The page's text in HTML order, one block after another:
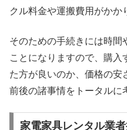
クル料金や運搬費用がかか
そのための手続きには時間
ことになりますので、購入
た方が良いのか、価格の安
前後の諸事情をトータルに
家電家具レンタル業